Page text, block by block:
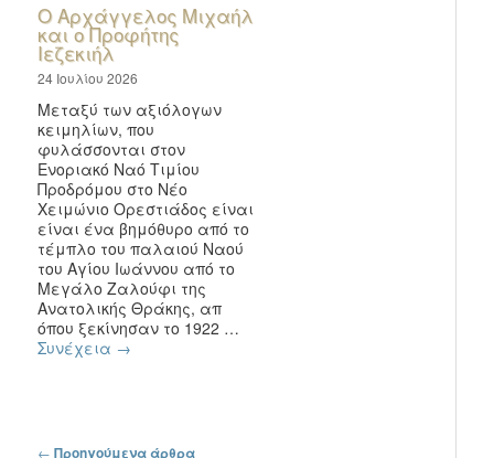
Ο Αρχάγγελος Μιχαήλ
και ο Προφήτης
Ιεζεκιήλ
24 Ιουλίου 2026
Μεταξύ των αξιόλογων
κειμηλίων, που
φυλάσσονται στον
Ενοριακό Ναό Τιμίου
Προδρόμου στο Νέο
Χειμώνιο Ορεστιάδος είναι
είναι ένα βημόθυρο από το
τέμπλο του παλαιού Ναού
του Αγίου Ιωάννου από το
Μεγάλο Ζαλούφι της
Ανατολικής Θράκης, απ
όπου ξεκίνησαν το 1922 …
Συνέχεια →
Πλοήγηση στα άρθρα
← Προηγούμενα άρθρα